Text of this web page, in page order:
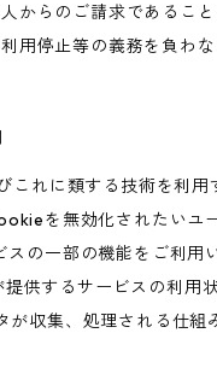
からのご請求であるこ
用停止等の義務を負わ
これに類する技術を利
を無効化されたいユ
の一部の機能をご利用
提供するサービスの利
収集、処理される仕